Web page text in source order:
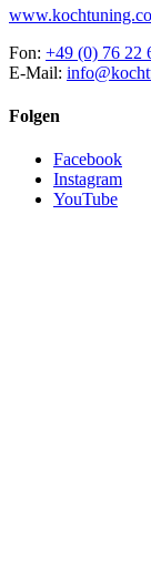
Fon: +49 (0) 76 22
E-Mail:
Folgen
Facebook
Instagram
YouTube